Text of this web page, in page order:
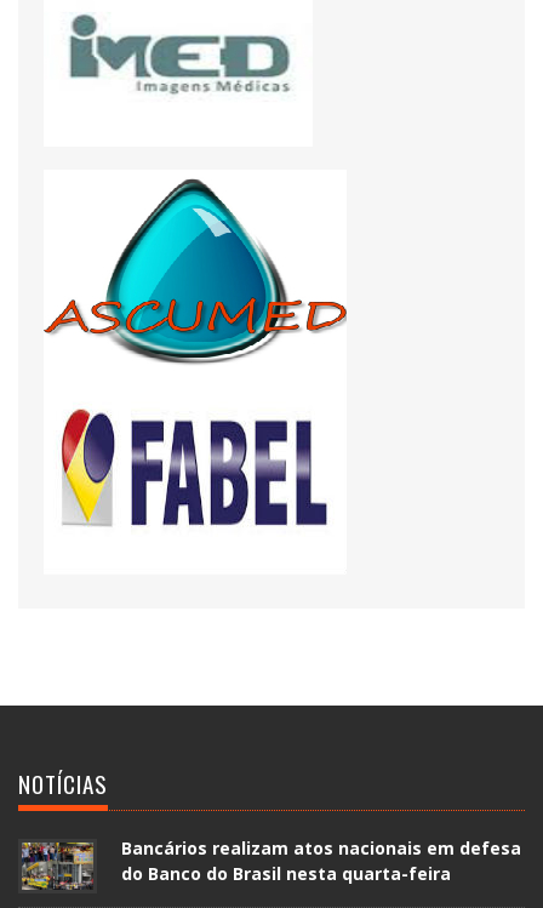
NOTÍCIAS
Bancários realizam atos nacionais em defesa
do Banco do Brasil nesta quarta-feira